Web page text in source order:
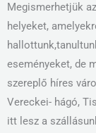
Megismerhetjük
helyeket,
eseményeket, de
szereplő híres
Vereckei- hágó,
itt lesz a